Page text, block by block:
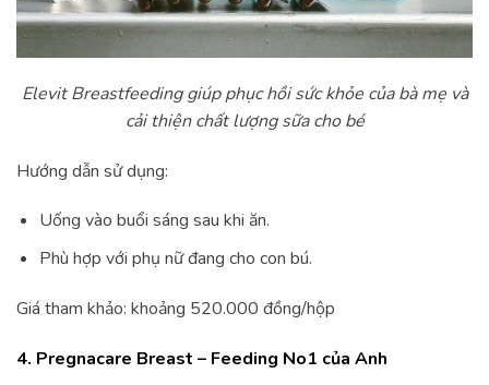
Elevit Breastfeeding giúp phục hồi sức khỏe của bà mẹ và
cải thiện chất lượng sữa cho bé
Hướng dẫn sử dụng:
Uống vào buổi sáng sau khi ăn.
Phù hợp với phụ nữ đang cho con bú.
Giá tham khảo: khoảng 520.000 đồng/hộp
4. Pregnacare Breast – Feeding No1 của Anh